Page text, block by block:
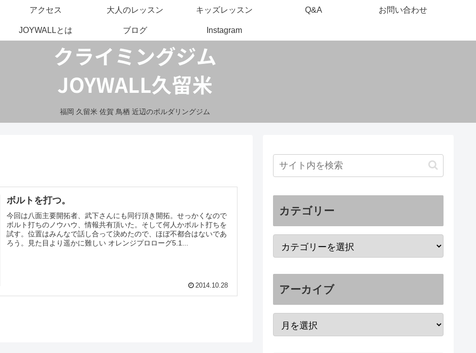
福岡 久留米 佐賀 鳥栖 近辺のボルダリングジム
アクセス 大人のレッスン キッズレッスン Q&A お問い合わせ
JOYWALLとは ブログ Instagram
ボルトを打つ。
今回は八面主要開拓者、武下さんにも同行頂き開拓。せっかくなので
ボルト打ちのノウハウ、情報共有頂いた。そして何人かボルト打ちを
試す。位置はみんなで話し合って決めたので、ほぼ不都合はないであ
ろう。見た目より遥かに難しい オレンジプロローグ5.1...
2014.10.28
カテゴリー
アーカイブ